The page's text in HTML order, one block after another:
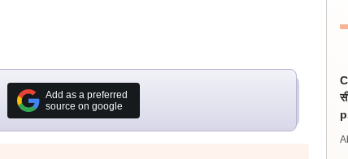
Add as a preferred
source on google